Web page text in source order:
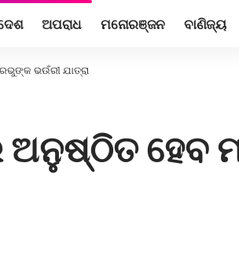
ଅପରାଧ ମନୋରଞ୍ଜନ ବାଣିଜ୍ୟ
ଭଉଁରୀ ଯାତ୍ରା
ହେବ